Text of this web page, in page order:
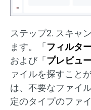
ステップ2. スキャ
ます。「 フィルタ
および「 プレビュ
ァイルを探すこと
は、不要なファイ
定のタイプのファ